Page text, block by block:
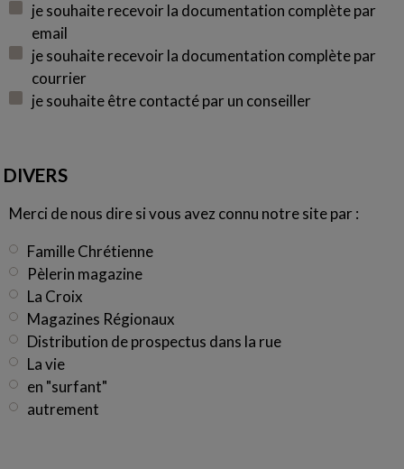
je souhaite recevoir la documentation complète par
email
je souhaite recevoir la documentation complète par
courrier
je souhaite être contacté par un conseiller
DIVERS
Merci de nous dire si vous avez connu notre site par :
Famille Chrétienne
Pèlerin magazine
La Croix
Magazines Régionaux
Distribution de prospectus dans la rue
La vie
en "surfant"
autrement